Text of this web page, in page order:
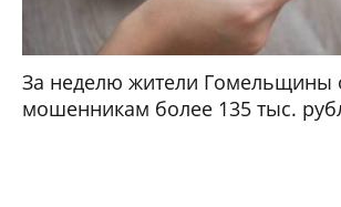
За неделю жители Гомельщины
мошенникам более 135 тыс.